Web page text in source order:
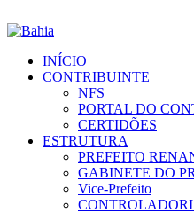
INÍCIO
CONTRIBUINTE
NFS
PORTAL DO
CERTIDÕES
ESTRUTURA
PREFEITO
GABINETE DO
Vice-Prefeito